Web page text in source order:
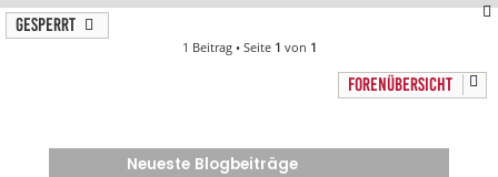
Gesperrt
1 Beitrag • Seite 1 von 1
FORENÜBERSICHT
Neueste Blogbeiträge